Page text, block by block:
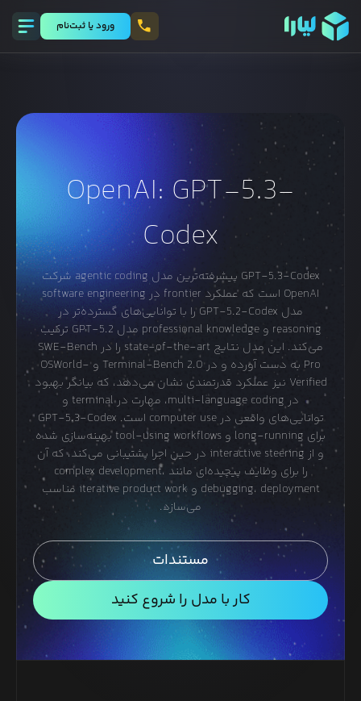
ورود يا ثبت‌نام
OpenAI: GPT-5.3-
Codex
GPT-5.3-Codex پیشرفته‌ترین مدل agentic coding شرکت
OpenAI است که عملکرد frontier در software engineering
مدل GPT-5.2-Codex را با توانایی‌های گسترده‌تر در
reasoning و professional knowledge مدل GPT-5.2 ترکیب
می‌کند. این مدل نتایج state-of-the-art را در SWE-Bench
Pro به دست آورده و در Terminal-Bench 2.0 و OSWorld-
Verified نیز عملکرد قدرتمندی نشان می‌دهد، که بیانگر بهبود
در multi-language coding، مهارت در terminal و
توانایی‌های واقعی در computer use است. GPT-5.3-Codex
برای long-running و tool-using workflows بهینه‌سازی شده
و از interactive steering در حین اجرا پشتیبانی می‌کند، که آن
را برای وظایف پیچیده‌ای مانند complex development،
debugging، deployment و iterative product work مناسب
می‌سازد.
مستندات
کار با مدل را شروع کنید